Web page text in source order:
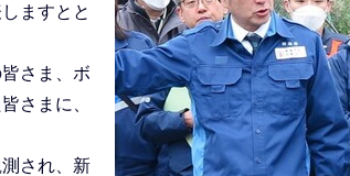
ますとと
さま、ボ
さまに、
され、新